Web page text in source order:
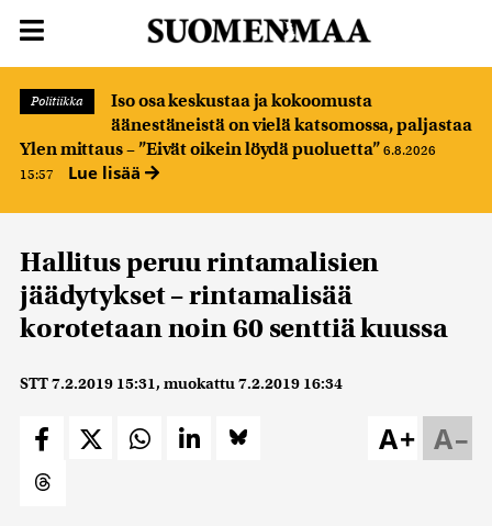
Politiikka
Iso osa keskustaa ja kokoomusta
äänestäneistä on vielä katsomossa, paljastaa
Ylen mittaus – ”Eivät oikein löydä puoluetta” 6.8.2026
15:57
Lue lisää
Hallitus peruu rintamalisien
jäädytykset – rintamalisää
korotetaan noin 60 senttiä kuussa
STT7.2.2019 15:31, muokattu7.2.2019 16:34
A–
A+